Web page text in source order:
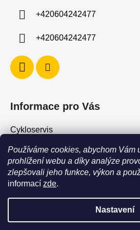
Používáme cookies, abychom Vám
prohlížení webu a díky analýze
zlepšovali jeho funkce, výkon a
informací zde.
Nastavení
POZOR - stav zboží SKLADEM neodpovídá
+420604242477
+420604242477
Informace pro Vás
Cykloservis
Skiservis
Obchodní podmínky
Podmínky ochrany osobních údajů